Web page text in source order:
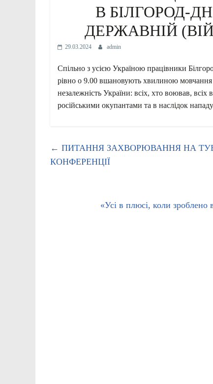
В БІЛГОРОД-
ДЕРЖАВНІЙ
29.03.2024 admin
Спільно з усією Україною працівники
рівно о 9.00 вшановують хвилиною мовчання
незалежність України: всіх, хто воював, всіх
російськими окупантами та в наслідок нападу
← ПИТАННЯ ЗАХВОРЮВАННЯ НА
КОНФЕРЕНЦІЇ
«Усі в плюсі, коли зроблено